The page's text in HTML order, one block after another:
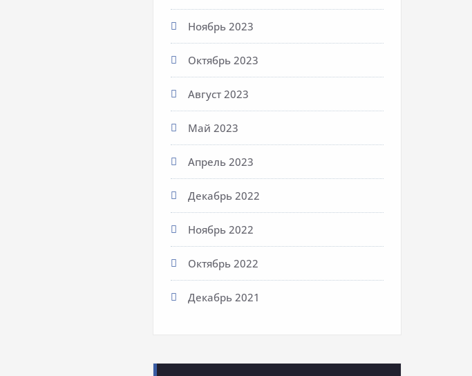
Ноябрь 2023
Октябрь 2023
Август 2023
Май 2023
Апрель 2023
Декабрь 2022
Ноябрь 2022
Октябрь 2022
Декабрь 2021